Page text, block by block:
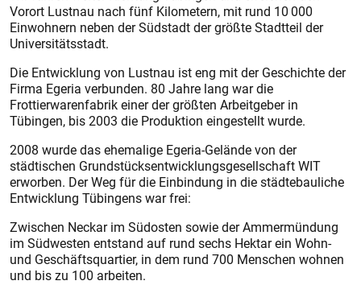
Vorort Lustnau nach fünf Kilometern, mit rund 10 000
Einwohnern neben der Südstadt der größte Stadtteil der
Universitätsstadt.
Die Entwicklung von Lustnau ist eng mit der Geschichte der
Firma Egeria verbunden. 80 Jahre lang war die
Frottierwarenfabrik einer der größten Arbeitgeber in
Tübingen, bis 2003 die Produktion eingestellt wurde.
2008 wurde das ehemalige Egeria-Gelände von der
städtischen Grundstücksentwicklungsgesellschaft WIT
erworben. Der Weg für die Einbindung in die städtebauliche
Entwicklung Tübingens war frei:
Zwischen Neckar im Südosten sowie der Ammermündung
im Südwesten entstand auf rund sechs Hektar ein Wohn-
und Geschäftsquartier, in dem rund 700 Menschen wohnen
und bis zu 100 arbeiten.